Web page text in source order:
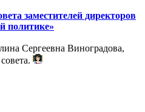
заместителей директоров
политике»
Сергеевна Виноградова,